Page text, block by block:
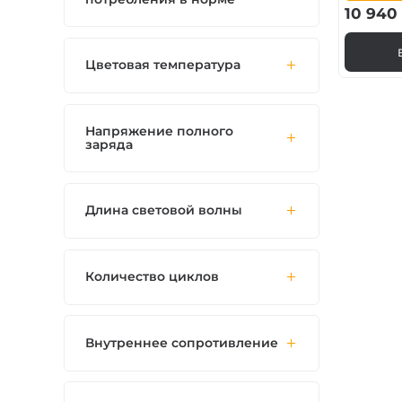
10 940
Цветовая температура
Напряжение полного
заряда
Длина световой волны
Количество циклов
Внутреннее сопротивление